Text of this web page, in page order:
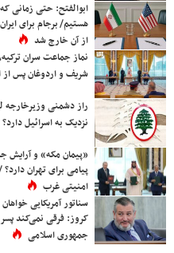
ابوالفتح: حتی زمانی
هستیم/ برجام برای
از آن خارج شد
نماز جماعت سران
شریف و اردوغان پس از
راز دشمنی وزیرخارجه
نزدیک به اسرائیل دارد؟
«پیمان مکه» و آرایش
پیامی برای تهران
امنیتی غرب
سناتور آمریکایی
کروز: فرقی نمی‌کند
جمهوری اسلامی